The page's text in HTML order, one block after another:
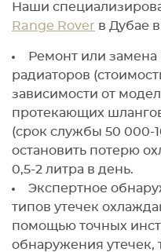
Наши
Range Rover в Дубае
Ремонт или
радиаторов
зависимости от
протекающих
(срок службы 50 000-
остановить потерю
0,5-2 литра в день.
Экспертное
типов утечек
помощью точных
обнаружения утечек,